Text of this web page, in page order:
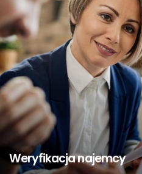
Weryfikacja najemcy